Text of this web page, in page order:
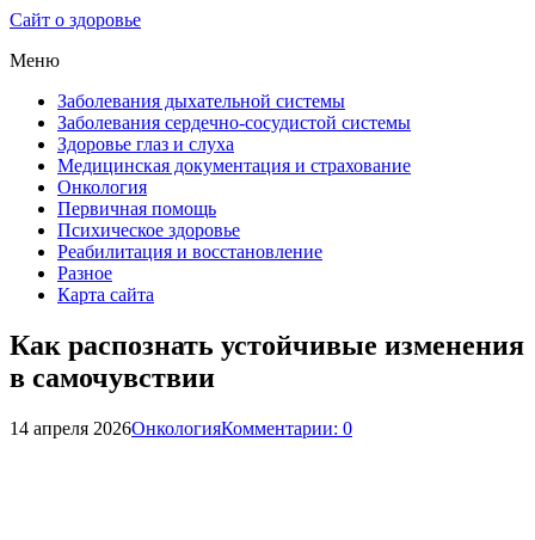
Сайт о здоровье
Меню
Заболевания дыхательной системы
Заболевания сердечно-сосудистой системы
Здоровье глаз и слуха
Медицинская документация и страхование
Онкология
Первичная помощь
Психическое здоровье
Реабилитация и восстановление
Разное
Карта сайта
Как распознать устойчивые изменения
в самочувствии
14 апреля 2026ОнкологияКомментарии: 0